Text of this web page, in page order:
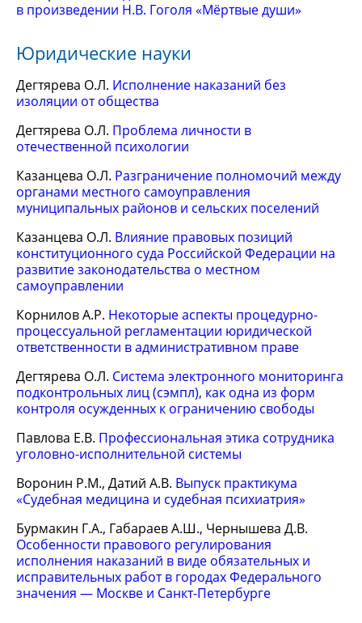
в произведении Н.В. Гоголя «Мёртвые души»
Юридические науки
Дегтярева О.Л. Исполнение наказаний без
изоляции от общества
Дегтярева О.Л. Проблема личности в
отечественной психологии
Казанцева О.Л. Разграничение полномочий между
органами местного самоуправления
муниципальных районов и сельских поселений
Казанцева О.Л. Влияние правовых позиций
конституционного суда Российской Федерации на
развитие законодательства о местном
самоуправлении
Корнилов А.Р. Некоторые аспекты процедурно-
процессуальной регламентации юридической
ответственности в административном праве
Дегтярева О.Л. Система электронного мониторинга
подконтрольных лиц (сэмпл), как одна из форм
контроля осужденных к ограничению свободы
Павлова Е.В. Профессиональная этика сотрудника
уголовно-исполнительной системы
Воронин Р.М., Датий А.В. Выпуск практикума
«Судебная медицина и судебная психиатрия»
Бурмакин Г.А., Габараев А.Ш., Чернышева Д.В.
Особенности правового регулирования
исполнения наказаний в виде обязательных и
исправительных работ в городах Федерального
значения — Москве и Санкт-Петербурге